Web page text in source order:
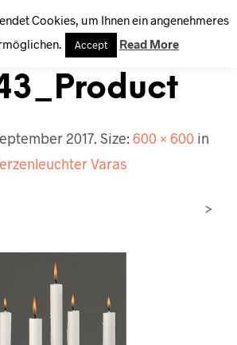
0
2017. Size: 600 × 600in
Varas
>
Cookies, um Ihnen ein angenehmeres
Accept Read More